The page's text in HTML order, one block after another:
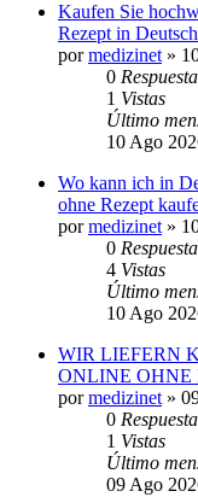
Kaufen Sie
Rezept in
pormedizinet»
0
1 Vistas
Último
10 Ago
Wo kann ich in
ohne Rezept
pormedizinet»
0
4 Vistas
Último
10 Ago
WIR LIEFERN
ONLINE OHNE
pormedizinet»
0
1 Vistas
Último
09 Ago